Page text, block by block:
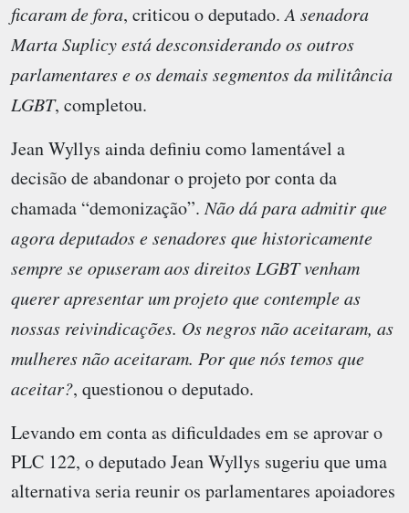
ficaram de fora, criticou o deputado.A senadora
Marta Suplicy está desconsiderando os outros
parlamentares e os demais segmentos da militância
LGBT, completou.
Jean Wyllys ainda definiu como lamentável a
decisão de abandonar o projeto por conta da
chamada “demonização”.Não dá para admitir que
agora deputados e senadores que historicamente
sempre se opuseram aos direitos LGBT venham
querer apresentar um projeto que contemple as
nossas reivindicações. Os negros não aceitaram, as
mulheres não aceitaram. Por que nós temos que
aceitar?, questionou o deputado.
Levando em conta as dificuldades em se aprovar o
PLC 122, o deputado Jean Wyllys sugeriu que uma
alternativa seria reunir os parlamentares apoiadores